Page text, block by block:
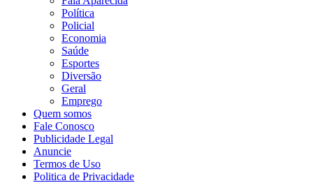
Política
Policial
Economia
Saúde
Esportes
Diversão
Geral
Emprego
Quem somos
Fale Conosco
Publicidade Legal
Anuncie
Termos de Uso
Politica de Privacidade